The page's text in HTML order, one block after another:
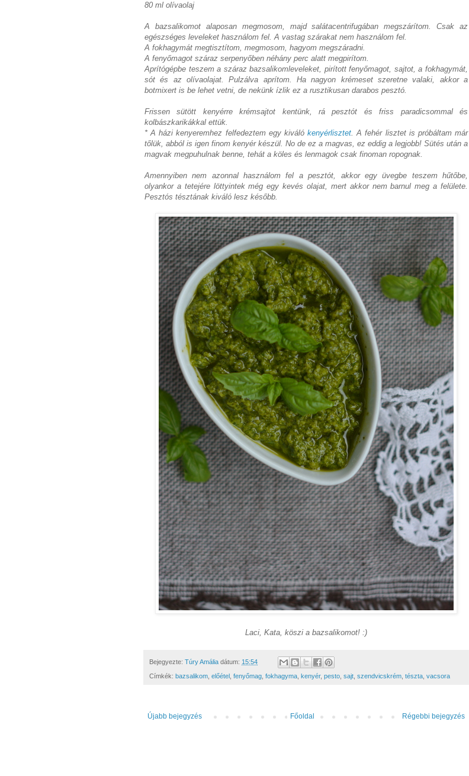
80 ml olívaolaj
A bazsalikomot alaposan megmosom, majd salátacentrifugában megszárítom. Csak az
egészséges leveleket használom fel. A vastag szárakat nem használom fel.
A fokhagymát megtisztítom, megmosom, hagyom megszáradni.
A fenyőmagot száraz serpenyőben néhány perc alatt megpirítom.
Aprítógépbe teszem a száraz bazsalikomleveleket, pirított fenyőmagot, sajtot, a fokhagymát,
sót és az olívaolajat. Pulzálva aprítom. Ha nagyon krémeset szeretne valaki, akkor a
botmixert is be lehet vetni, de nekünk ízlik ez a rusztikusan darabos pesztó.
Frissen sütött kenyérre krémsajtot kentünk, rá pesztót és friss paradicsommal és
kolbászkarikákkal ettük.
* A házi kenyeremhez felfedeztem egy kiválókenyérlisztet. A fehér lisztet is próbáltam már
tőlük, abból is igen finom kenyér készül. No de ez a magvas, ez eddig a legjobb! Sütés után a
magvak megpuhulnak benne, tehát a köles és lenmagok csak finoman ropognak.
Amennyiben nem azonnal használom fel a pesztót, akkor egy üvegbe teszem hűtőbe,
olyankor a tetejére löttyintek még egy kevés olajat, mert akkor nem barnul meg a felülete.
Pesztós tésztának kiváló lesz később.
Laci, Kata, köszi a bazsalikomot! :)
Bejegyezte: Túry Amália dátum: 15:54
Címkék: bazsalikom előétel fenyőmag fokhagyma kenyér, pesto sajt szendvicskrém tészta vacsora
Újabb bejegyzés Régebbi bejegyzés
Főoldal